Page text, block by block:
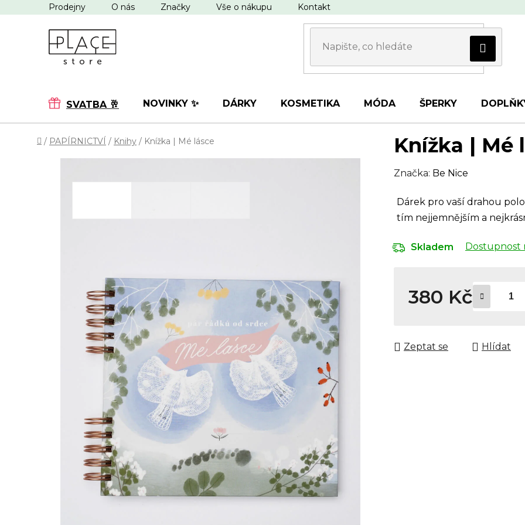
na
Prodejny O nás Značky Vše o nákupu Kontakt
SVATBA 🥂 NOVINKY ✨ DÁRKY KOSMETIKA MÓDA ŠPERKY
Domů
/ PAPÍRNICTVÍ / Knihy / Knížka | Mé lásce Knížka | Mé
Značka: Be Nice
Dárek pro vaší drahou
tím nejjemnějším a
Skladem Dostupnost
380 Kč
Zeptat se Hlídat